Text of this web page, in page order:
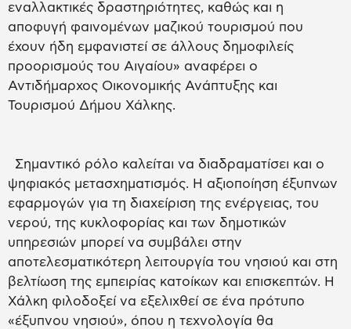
εναλλακτικές δραστηριότητες, καθώς και η
αποφυγή φαινομένων μαζικού τουρισμού που
έχουν ήδη εμφανιστεί σε άλλους δημοφιλείς
προορισμούς του Αιγαίου» αναφέρει ο
Αντιδήμαρχος Οικονομικής Ανάπτυξης και
Τουρισμού Δήμου Χάλκης.
Σημαντικό ρόλο καλείται να διαδραματίσει και ο
ψηφιακός μετασχηματισμός. Η αξιοποίηση έξυπνων
εφαρμογών για τη διαχείριση της ενέργειας, του
νερού, της κυκλοφορίας και των δημοτικών
υπηρεσιών μπορεί να συμβάλει στην
αποτελεσματικότερη λειτουργία του νησιού και στη
βελτίωση της εμπειρίας κατοίκων και επισκεπτών. Η
Χάλκη φιλοδοξεί να εξελιχθεί σε ένα πρότυπο
«έξυπνου νησιού», όπου η τεχνολογία θα